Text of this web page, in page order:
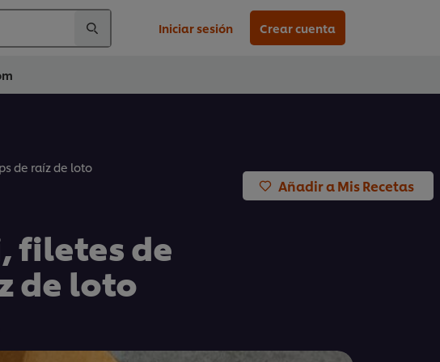
Iniciar sesión Crear cuenta
de raíz de loto
Añadir a Mis Recetas
filetes de
de loto